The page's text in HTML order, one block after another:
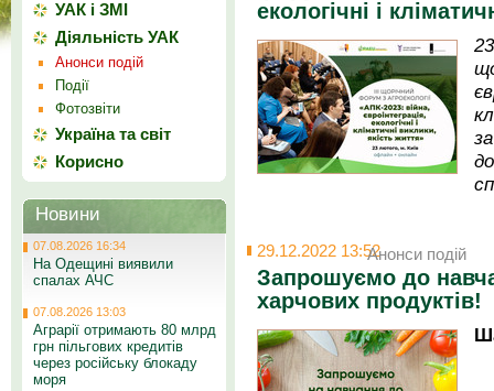
екологічні і
29.12.2022 13:52Анонси подій
Запрошуємо до
харчових продуктів!
УАК і ЗМІ
Діяльність УАК
Анонси подій
Події
Фотозвіти
Україна та світ
Корисно
Новини
07.08.2026 16:34
На Одещині виявили
спалах АЧС
07.08.2026 13:03
Аграрії отримають 80 млрд
грн пільгових кредитів
через російську блокаду
моря